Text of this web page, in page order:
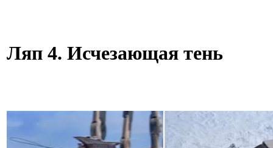
Ляп 4. Исчезающая тень